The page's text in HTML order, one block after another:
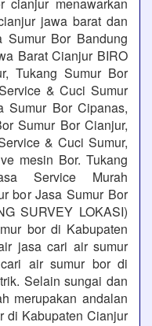
jawa barat dan
Sumur Bor Bandung
Barat Cianjur BIRO
Tukang Sumur Bor
& Cuci Sumur
Sumur Bor Cipanas,
Sumur Bor Cianjur,
& Cuci Sumur,
mesin Bor. Tukang
Service Murah
bor Jasa Sumur Bor
SURVEY LOKASI)
bor di Kabupaten
jasa cari air sumur
air sumur bor di
Selain sungai dan
merupakan andalan
di Kabupaten Cianjur